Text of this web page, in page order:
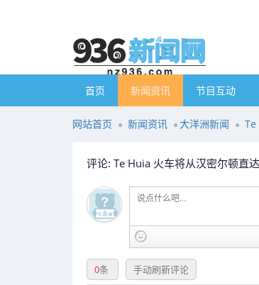
首页 新闻资讯 节目互动
网站首页 新闻资讯 大洋洲新闻 Te
评论: Te Huia 火车将从汉密尔顿直
0条 手动刷新评论